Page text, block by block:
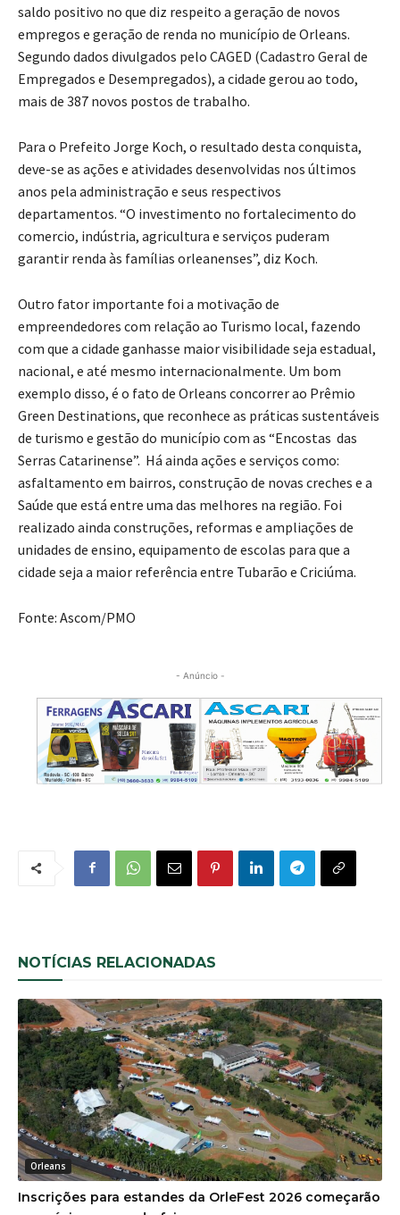
saldo positivo no que diz respeito a geração de novos
empregos e geração de renda no município de Orleans.
Segundo dados divulgados pelo CAGED (Cadastro Geral de
Empregados e Desempregados), a cidade gerou ao todo,
mais de 387 novos postos de trabalho.
Para o Prefeito Jorge Koch, o resultado desta conquista,
deve-se as ações e atividades desenvolvidas nos últimos
anos pela administração e seus respectivos
departamentos. “O investimento no fortalecimento do
comercio, indústria, agricultura e serviços puderam
garantir renda às famílias orleanenses”, diz Koch.
Outro fator importante foi a motivação de
empreendedores com relação ao Turismo local, fazendo
com que a cidade ganhasse maior visibilidade seja estadual,
nacional, e até mesmo internacionalmente. Um bom
exemplo disso, é o fato de Orleans concorrer ao Prêmio
Green Destinations, que reconhece as práticas sustentáveis
de turismo e gestão do município com as “Encostas das
Serras Catarinense”. Há ainda ações e serviços como:
asfaltamento em bairros, construção de novas creches e a
Saúde que está entre uma das melhores na região. Foi
realizado ainda construções, reformas e ampliações de
unidades de ensino, equipamento de escolas para que a
cidade seja a maior referência entre Tubarão e Criciúma.
Fonte: Ascom/PMO
- Anúncio -
NOTÍCIAS RELACIONADAS
Orleans
Inscrições para estandes da OrleFest 2026 começarão